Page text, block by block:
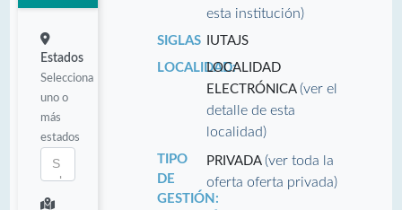
Estados
Selecciona
uno o
más
estados
esta institución)
SIGLAS
IUTAJS
LOCALIDAD:LOCALIDAD
ELECTRÓNICA(ver el
detalle de esta
localidad)
TIPO
DE
GESTIÓN:
PRIVADA(ver toda la
oferta oferta privada)